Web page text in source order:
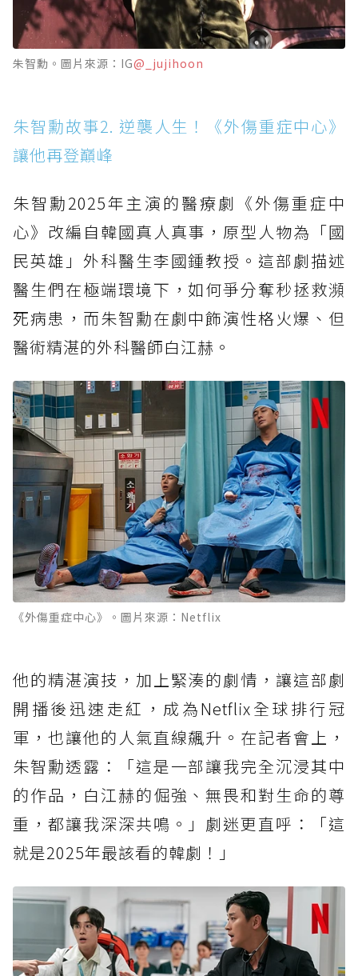
朱智勳。圖片來源：IG@_jujihoon
朱智勳故事2. 逆襲人生！《外傷重症中心》
讓他再登巔峰
朱智勳2025年主演的醫療劇《外傷重症中
心》改編自韓國真人真事，原型人物為「國
民英雄」外科醫生李國鍾教授。這部劇描述
醫生們在極端環境下，如何爭分奪秒拯救瀕
死病患，而朱智勳在劇中飾演性格火爆、但
醫術精湛的外科醫師白江赫。
《外傷重症中心》。圖片來源：Netflix
他的精湛演技，加上緊湊的劇情，讓這部劇
開播後迅速走紅，成為Netflix全球排行冠
軍，也讓他的人氣直線飆升。在記者會上，
朱智勳透露：「這是一部讓我完全沉浸其中
的作品，白江赫的倔強、無畏和對生命的尊
重，都讓我深深共鳴。」劇迷更直呼：「這
就是2025年最該看的韓劇！」